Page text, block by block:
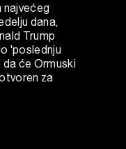
najvećeg
dana,
Trump
'poslednju
će Ormuski
za